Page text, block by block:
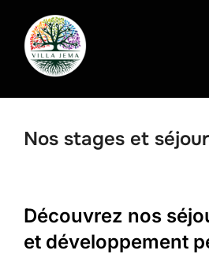
contenu
Nos stages et
Découvrez nos
et développement